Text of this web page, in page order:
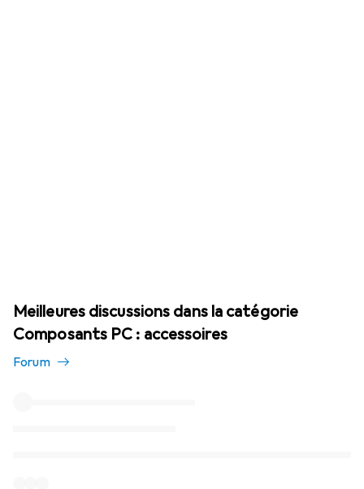
Meilleures discussions dans la catégorie
Composants PC : accessoires
Forum